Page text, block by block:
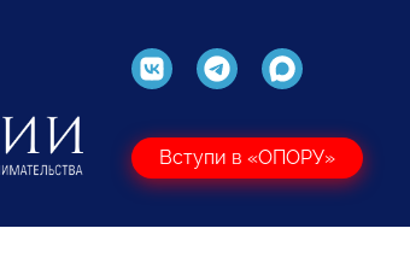
Вступи в «ОПОРУ»